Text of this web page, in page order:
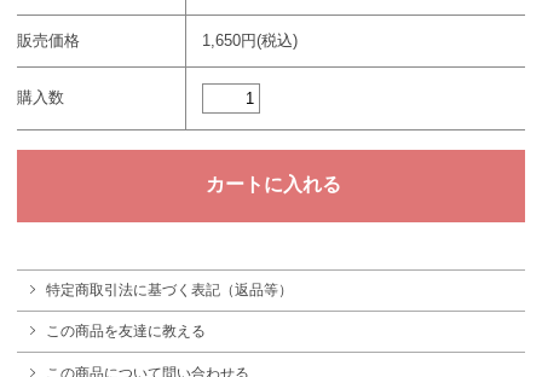
販売価格 1,650円(税込)
購入数
特定商取引法に基づく表記（返品等）
この商品を友達に教える
この商品について問い合わせる